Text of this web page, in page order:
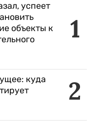
1
успеет
объекты к
2
куда